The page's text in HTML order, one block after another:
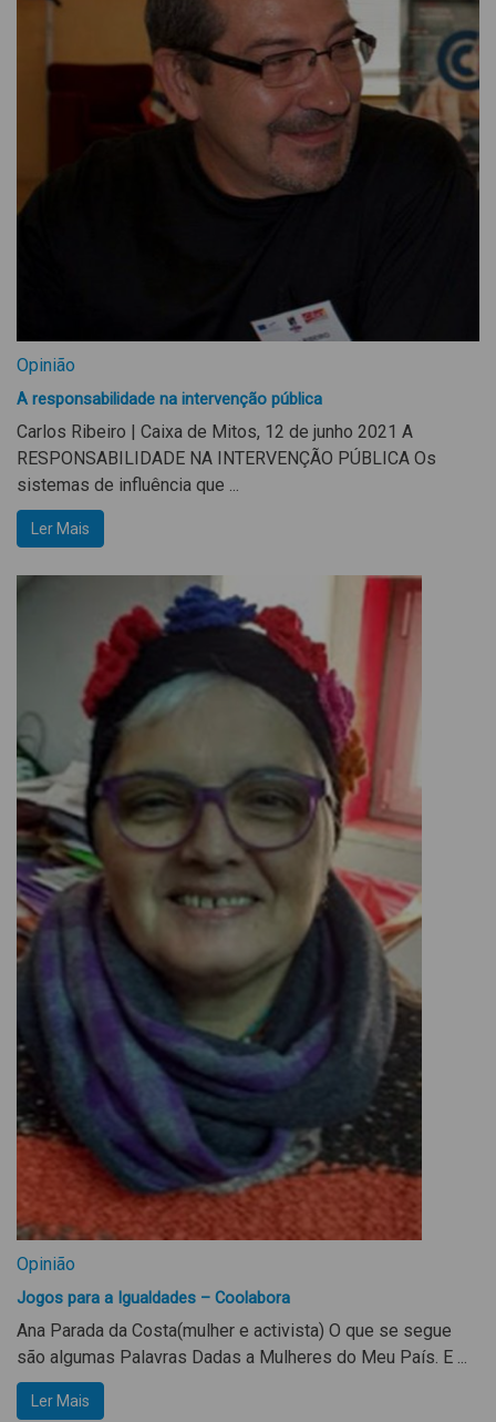
Opinião
A responsabilidade na intervenção pública
Carlos Ribeiro | Caixa de Mitos, 12 de junho 2021 A
RESPONSABILIDADE NA INTERVENÇÃO PÚBLICA Os
sistemas de influência que ...
Ler Mais
Opinião
Jogos para a Igualdades – Coolabora
Ana Parada da Costa(mulher e activista) O que se segue
são algumas Palavras Dadas a Mulheres do Meu País. E ...
Ler Mais